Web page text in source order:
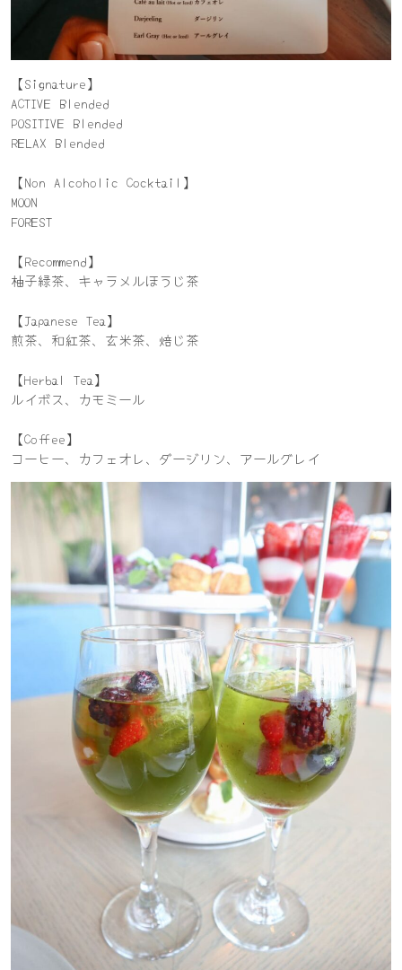
【Signature】
ACTIVE Blended
POSITIVE Blended
RELAX Blended
【Non Alcoholic Cocktail】
MOON
FOREST
【Recommend】
柚子緑茶、キャラメルほうじ茶
【Japanese Tea】
煎茶、和紅茶、玄米茶、焙じ茶
【Herbal Tea】
ルイボス、カモミール
【Coffee】
コーヒー、カフェオレ、ダージリン、アールグレイ